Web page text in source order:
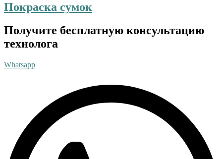
Покраска сумок
Получите бесплатную консультацию
технолога
Whatsapp